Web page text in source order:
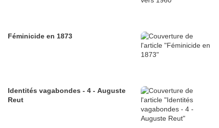
Féminicide en 1873
Identités vagabondes - 4 - Auguste
Reut